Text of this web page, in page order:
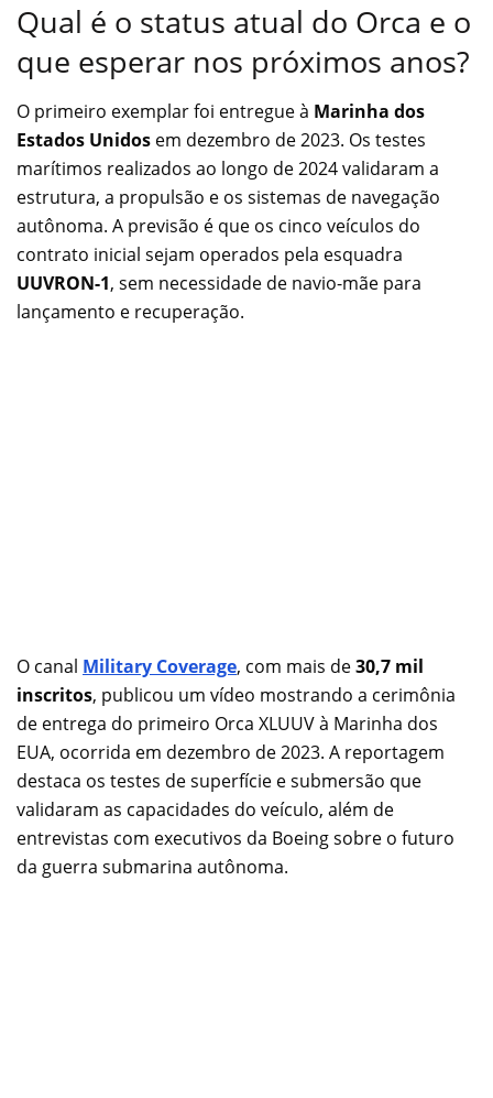
Qual é o status atual do Orca e o
que esperar nos próximos anos?
O primeiro exemplar foi entregue à Marinha dos
Estados Unidos em dezembro de 2023. Os testes
marítimos realizados ao longo de 2024 validaram a
estrutura, a propulsão e os sistemas de navegação
autônoma. A previsão é que os cinco veículos do
contrato inicial sejam operados pela esquadra
UUVRON-1, sem necessidade de navio-mãe para
lançamento e recuperação.
O canal Military Coverage, com mais de30,7 mil
inscritos, publicou um vídeo mostrando a cerimônia
de entrega do primeiro Orca XLUUV à Marinha dos
EUA, ocorrida em dezembro de 2023. A reportagem
destaca os testes de superfície e submersão que
validaram as capacidades do veículo, além de
entrevistas com executivos da Boeing sobre o futuro
da guerra submarina autônoma.